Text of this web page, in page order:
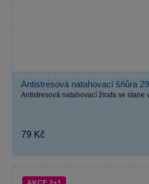
Antistresová natahovací šňůra
Antistresová natahovací žirafa se stane
79 Kč